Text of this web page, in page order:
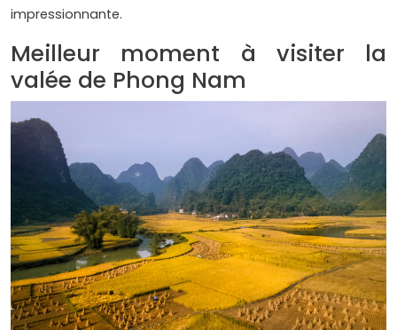
impressionnante.
Meilleur moment à visiter la
valée de Phong Nam